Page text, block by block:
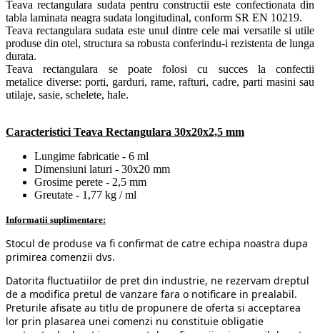
Teava rectangulara sudata pentru constructii este confectionata din
tabla laminata neagra sudata longitudinal, conform SR EN 10219.
Teava rectangulara sudata este unul dintre cele mai versatile si utile
produse din otel, structura sa robusta conferindu-i rezistenta de lunga
durata.
Teava rectangulara se poate folosi cu succes la confectii
metalice diverse: porti, garduri, rame, rafturi, cadre, parti masini sau
utilaje, sasie, schelete, hale.
Caracteristici Teava Rectangulara 30x20x2,5 mm
Lungime fabricatie - 6 ml
Dimensiuni laturi - 30x20 mm
Grosime perete - 2,5 mm
Greutate - 1,77 kg / ml
Informatii suplimentare:
Stocul de produse va fi confirmat de catre echipa noastra dupa
primirea comenzii dvs.
Datorita fluctuatiilor de pret din industrie, ne rezervam dreptul
de a modifica pretul de vanzare fara o notificare in prealabil.
Preturile afisate au titlu de propunere de oferta si acceptarea
lor prin plasarea unei comenzi nu constituie obligatie